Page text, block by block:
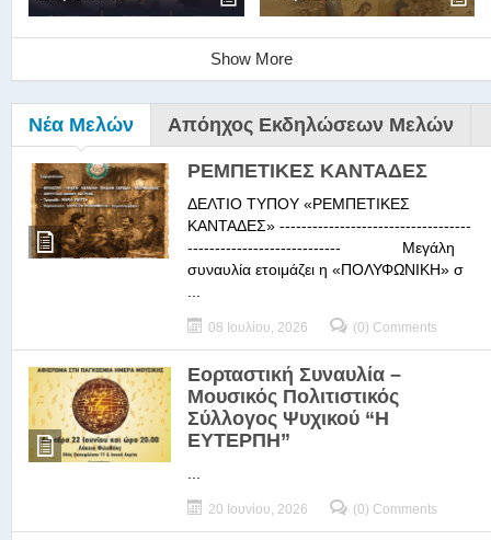
Show More
Νέα Μελών Απόηχος Εκδηλώσεων Μελών
ΡΕΜΠΕΤΙΚΕΣ ΚΑΝΤΑΔΕΣ
ΔΕΛΤΙΟ ΤΥΠΟΥ «ΡΕΜΠΕΤΙΚΕΣ
ΚΑΝΤΑΔΕΣ» -----------------------------------
---------------------------- Μεγάλη
συναυλία ετοιμάζει η «ΠΟΛΥΦΩΝΙΚΗ» σ
08 Ιουλίου, 2026 (0) Comments
Εορταστική Συναυλία –
Μουσικός Πολιτιστικός
Σύλλογος Ψυχικού “Η
ΕΥΤΕΡΠΗ”
20 Ιουνίου, 2026 (0) Comments